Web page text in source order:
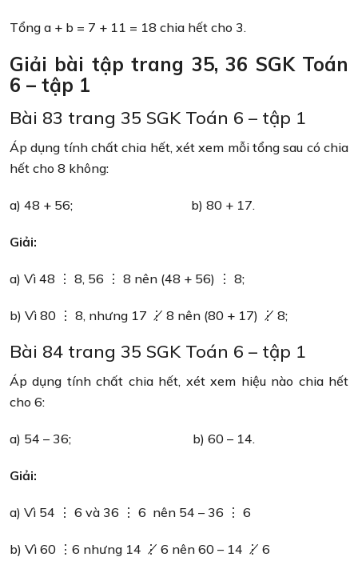
Tổng a + b = 7 + 11 = 18 chia hết cho 3.
Giải bài tập trang 35, 36 SGK Toán
6 – tập 1
Bài 83 trang 35 SGK Toán 6 – tập 1
Áp dụng tính chất chia hết, xét xem mỗi tổng sau có chia
hết cho 8 không:
a) 48 + 56; b) 80 + 17.
Giải:
a) Vì 48 ⋮ 8, 56 ⋮ 8 nên (48 + 56) ⋮ 8;
b) Vì 80 ⋮ 8, nhưng 17 ⋮̸ 8 nên (80 + 17) ⋮̸ 8;
Bài 84 trang 35 SGK Toán 6 – tập 1
Áp dụng tính chất chia hết, xét xem hiệu nào chia hết
cho 6:
a) 54 – 36; b) 60 – 14.
Giải:
a) Vì 54 ⋮ 6 và 36 ⋮ 6 nên 54 – 36 ⋮ 6
b) Vì 60 ⋮6 nhưng 14 ⋮̸ 6 nên 60 – 14 ⋮̸ 6